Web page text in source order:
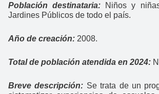
Población destinataria:
Niños y
Jardines Públicos de todo el país.
Año de creación: 2008.
Total de población atendida en 2024:
Breve descripción: Se trata de un